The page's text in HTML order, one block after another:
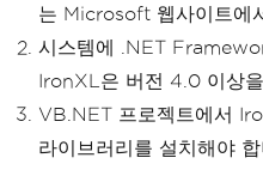
는 Microsoft 웹사이트에
시스템에 .NET
IronXL은 버전 4.0 이상
VB.NET 프로젝트에서
라이브러리를 설치해야 합